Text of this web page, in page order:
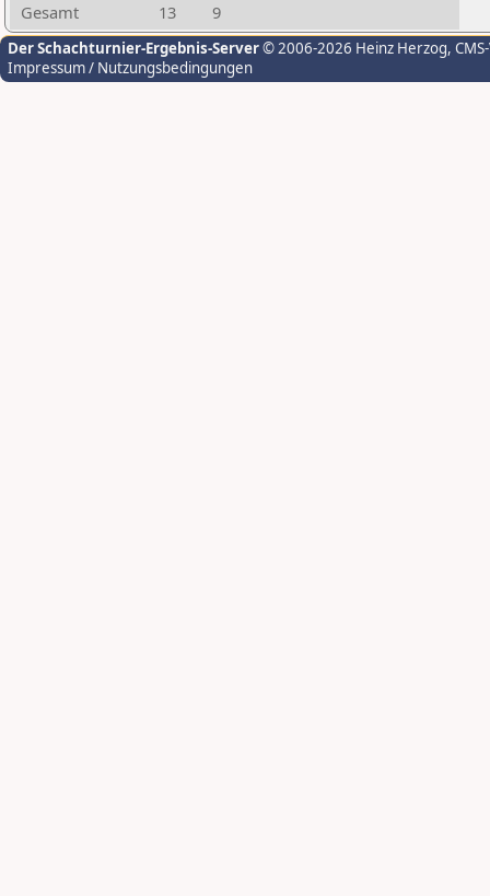
Gesamt
13 9
Der Schachturnier-Ergebnis-Server© 2006-2026 Heinz Herzog,
Impressum / Nutzungsbedingungen